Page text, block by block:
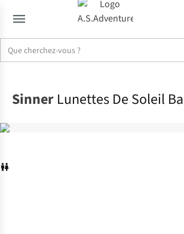
Sinner Lunettes De Soleil